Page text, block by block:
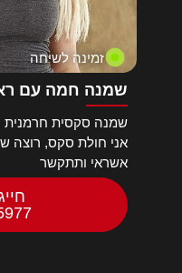
זמינה לשיחה
שמנה חמה עם
שמנה סקסית חרמנית
אני חולת סקס, רוצה
אשראי ותתקשר